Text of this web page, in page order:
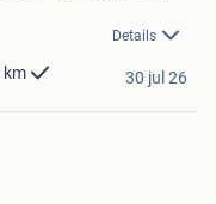
Details
km 30 jul 26